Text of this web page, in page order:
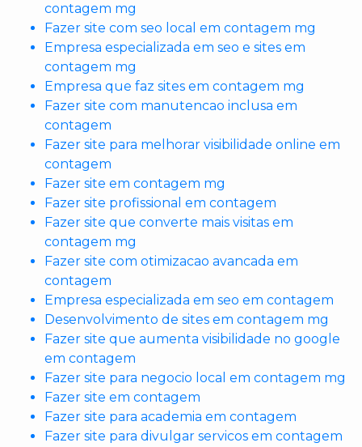
contagem mg
Fazer site com seo local em contagem mg
Empresa especializada em seo e sites em
contagem mg
Empresa que faz sites em contagem mg
Fazer site com manutencao inclusa em
contagem
Fazer site para melhorar visibilidade online em
contagem
Fazer site em contagem mg
Fazer site profissional em contagem
Fazer site que converte mais visitas em
contagem mg
Fazer site com otimizacao avancada em
contagem
Empresa especializada em seo em contagem
Desenvolvimento de sites em contagem mg
Fazer site que aumenta visibilidade no google
em contagem
Fazer site para negocio local em contagem mg
Fazer site em contagem
Fazer site para academia em contagem
Fazer site para divulgar servicos em contagem